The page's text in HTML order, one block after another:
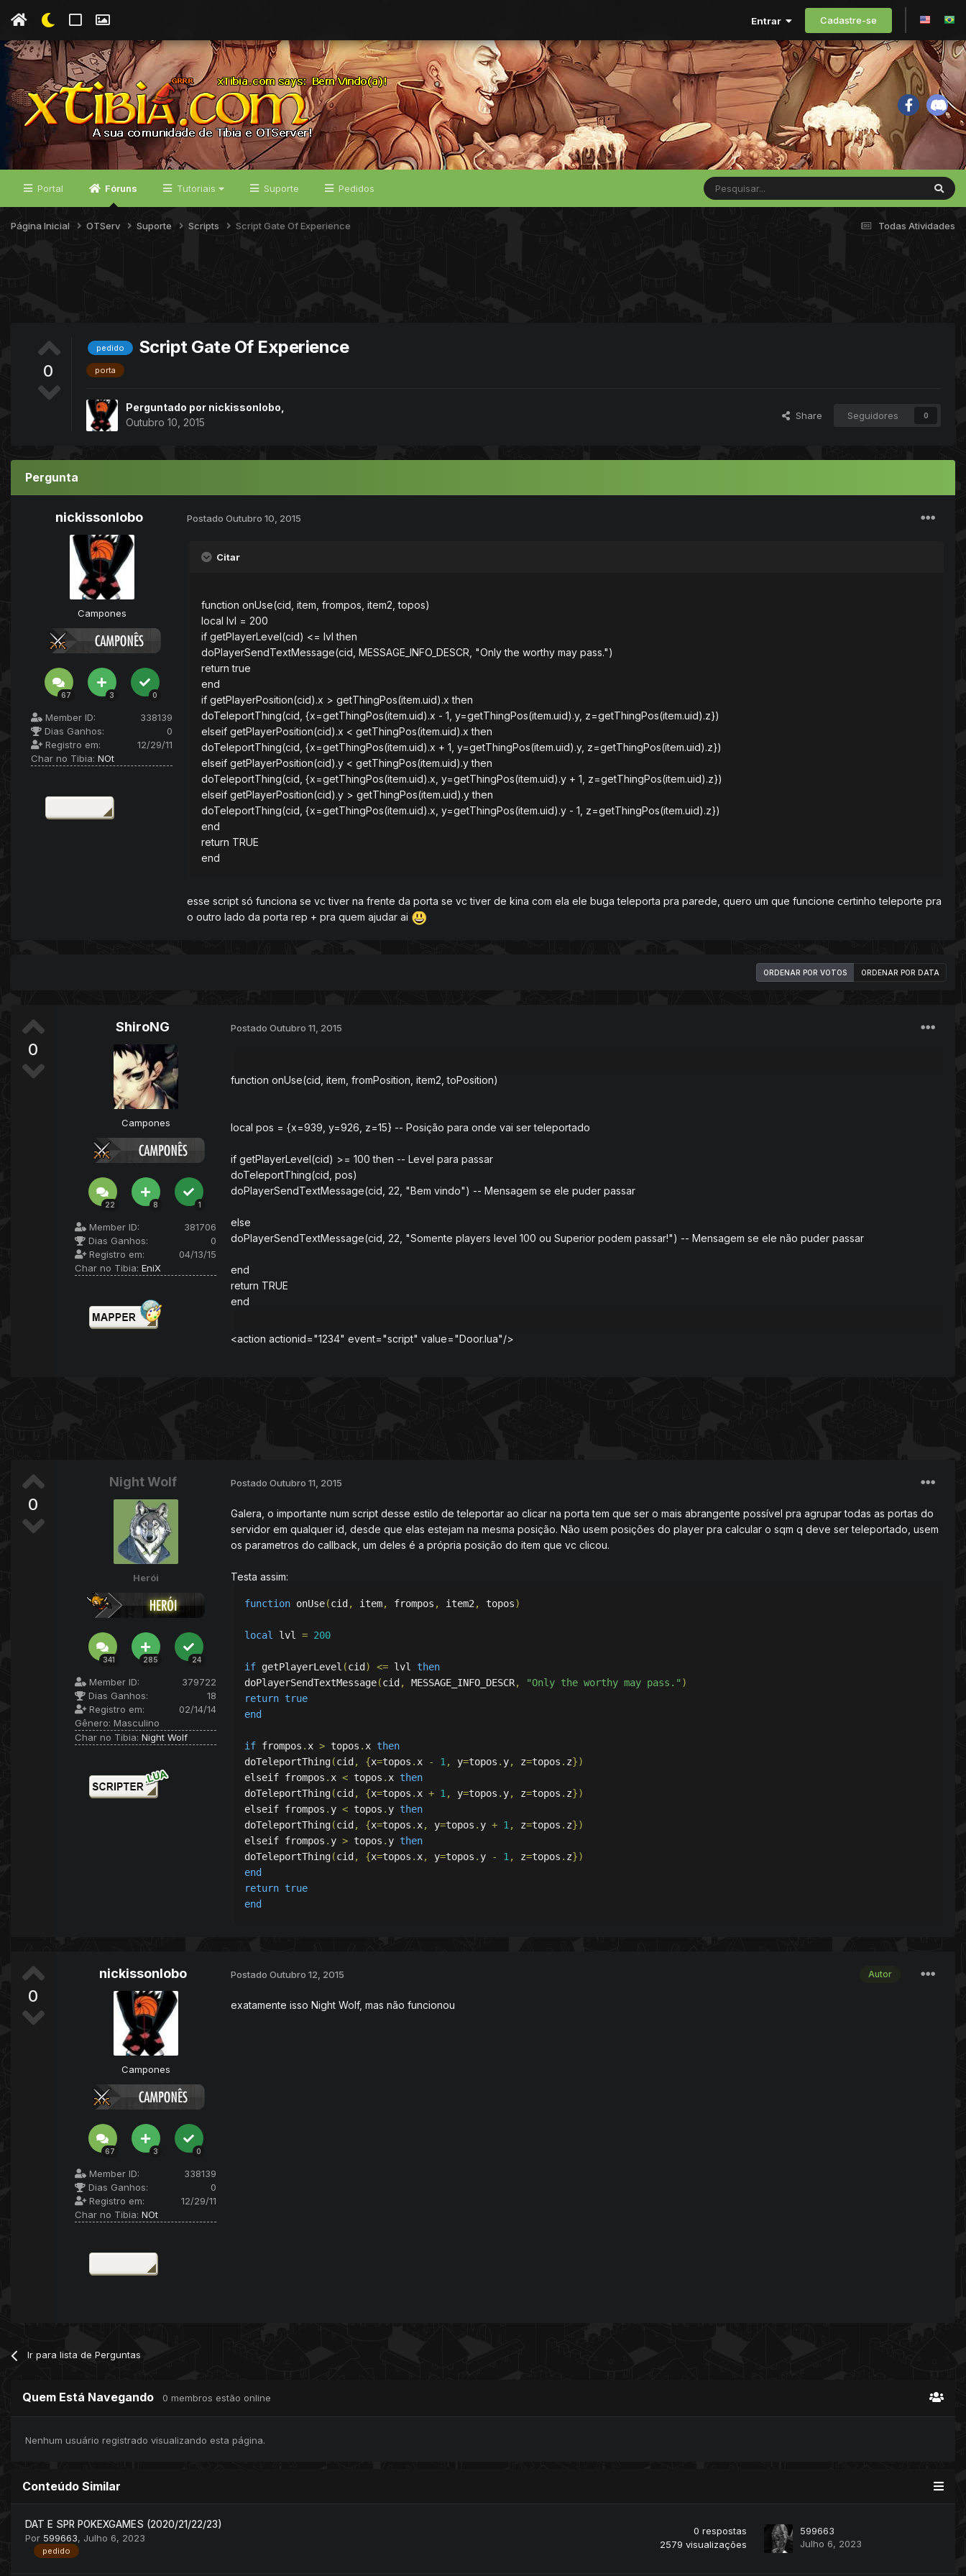
Entrar Cadastre-se
Portal Fóruns Tutoriais Suporte Pedidos
Todas Atividades
Página Inicial OTServ Suporte Scripts Script Gate Of Experience
0
pedido Script Gate Of Experience
porta
Perguntado por nickissonlobo
Outubro 10, 2015
Share Seguidores 0
Pergunta
nickissonlobo
Campones
67 3 0
Member ID:
338139
Dias Ganhos:
0
Registro em:
12/29/11
Char no Tibia: NOt
Postado Outubro 10, 2015
Citar
function onUse(cid, item, frompos, item2, topos)
local lvl = 200
if getPlayerLevel(cid) <= lvl then
doPlayerSendTextMessage(cid, MESSAGE_INFO_DESCR, "Only the worthy may pass.")
return true
end
if getPlayerPosition(cid).x > getThingPos(item.uid).x then
doTeleportThing(cid, {x=getThingPos(item.uid).x - 1, y=getThingPos(item.uid).y, z=getThingPos(item.uid).z})
elseif getPlayerPosition(cid).x < getThingPos(item.uid).x then
doTeleportThing(cid, {x=getThingPos(item.uid).x + 1, y=getThingPos(item.uid).y, z=getThingPos(item.uid).z})
elseif getPlayerPosition(cid).y < getThingPos(item.uid).y then
doTeleportThing(cid, {x=getThingPos(item.uid).x, y=getThingPos(item.uid).y + 1, z=getThingPos(item.uid).z})
elseif getPlayerPosition(cid).y > getThingPos(item.uid).y then
doTeleportThing(cid, {x=getThingPos(item.uid).x, y=getThingPos(item.uid).y - 1, z=getThingPos(item.uid).z})
end
return TRUE
end
esse script só funciona se vc tiver na frente da porta se vc tiver de kina com ela ele buga teleporta pra parede, quero um que funcione certinho teleporte pra
o outro lado da porta rep + pra quem ajudar ai
ORDENAR POR VOTOS ORDENAR POR DATA
0
ShiroNG
Campones
22 8 1
Member ID:
381706
Dias Ganhos:
0
Registro em:
04/13/15
Char no Tibia: EniX
Postado Outubro 11, 2015
function onUse(cid, item, fromPosition, item2, toPosition)
local pos = {x=939, y=926, z=15} -- Posição para onde vai ser teleportado
if getPlayerLevel(cid) >= 100 then -- Level para passar
doTeleportThing(cid, pos)
doPlayerSendTextMessage(cid, 22, "Bem vindo") -- Mensagem se ele puder passar
else
doPlayerSendTextMessage(cid, 22, "Somente players level 100 ou Superior podem passar!") -- Mensagem se ele não puder passar
end
return TRUE
end
<action actionid="1234" event="script" value="Door.lua"/>
0
Night Wolf
Herói
341 285 24
Member ID:
379722
Dias Ganhos:
18
Registro em:
02/14/14
Gênero: Masculino
Char no Tibia: Night Wolf
Postado Outubro 11, 2015
Galera, o importante num script desse estilo de teleportar ao clicar na porta tem que ser o mais abrangente possível pra agrupar todas as portas do
servidor em qualquer id, desde que elas estejam na mesma posição. Não usem posições do player pra calcular o sqm q deve ser teleportado, usem
os parametros do callback, um deles é a própria posição do item que vc clicou.
Testa assim:
function onUse(cid , item, frompos , item2 , topos)
local lvl = 200
if getPlayerLevel (cid ) <= lvl then
doPlayerSendTextMessage(cid , MESSAGE_INFO_DESCR, "Only the worthy may pass." )
return true
end
if frompos . x > topos . x then
doTeleportThing(cid , {x=topos . x - 1 , y=topos . y, z=topos . z})
elseif frompos . x < topos . x then
doTeleportThing(cid , {x=topos . x + 1 , y=topos . y, z=topos . z})
elseif frompos . y < topos . y then
doTeleportThing(cid , {x=topos . x, y=topos . y + 1 , z=topos . z})
elseif frompos . y > topos . y then
doTeleportThing(cid , {x=topos . x, y=topos . y - 1 , z=topos . z})
end
return true
end
0
nickissonlobo
Campones
67 3 0
Member ID:
338139
Dias Ganhos:
0
Registro em:
12/29/11
Char no Tibia: NOt
Autor
Postado Outubro 12, 2015
exatamente isso Night Wolf, mas não funcionou
Ir para lista de Perguntas
Quem Está Navegando 0 membros estão online
Nenhum usuário registrado visualizando esta página.
Conteúdo Similar
DAT E SPR POKEXGAMES (2020/21/22/23)
Por 599663, Julho 6, 2023
pedido
0 respostas
2579 visualizações
599663
Julho 6, 2023